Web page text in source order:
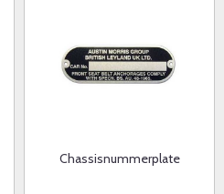
Chassisnummerplate